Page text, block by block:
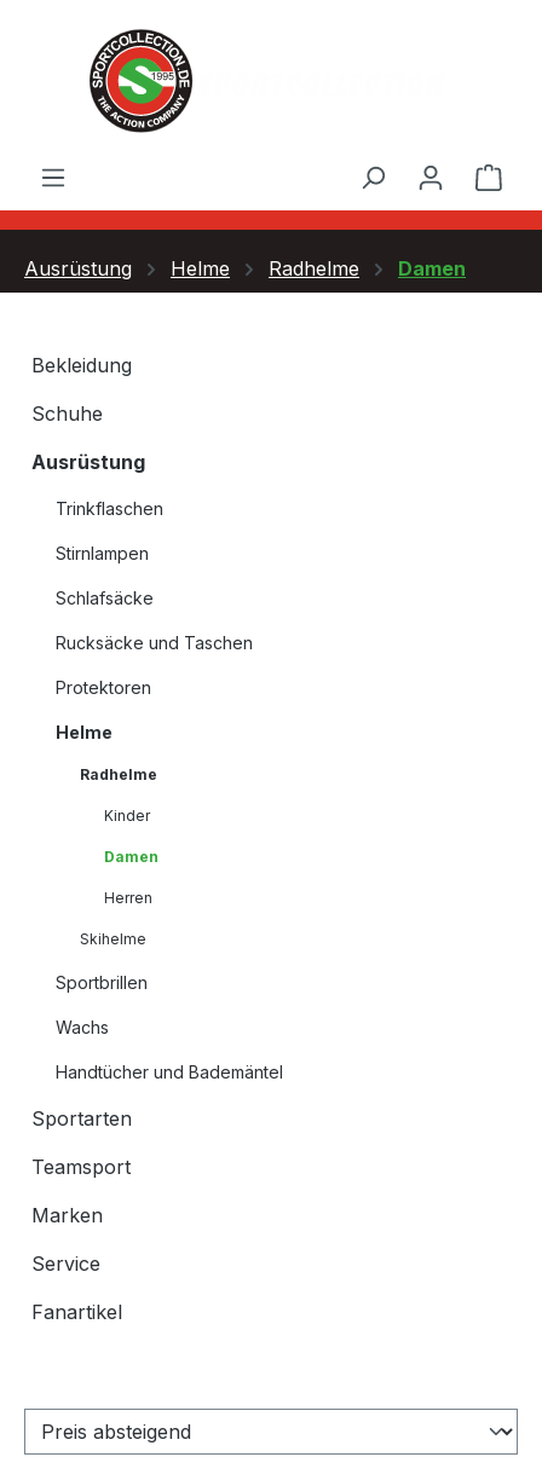
Zum Hauptinhalt springen
Ausrüstung Helme Radhelme Damen
Bekleidung
Schuhe
Ausrüstung
Trinkflaschen
Stirnlampen
Schlafsäcke
Rucksäcke und Taschen
Protektoren
Helme
Radhelme
Kinder
Damen
Herren
Skihelme
Sportbrillen
Wachs
Handtücher und Bademäntel
Sportarten
Teamsport
Marken
Service
Fanartikel